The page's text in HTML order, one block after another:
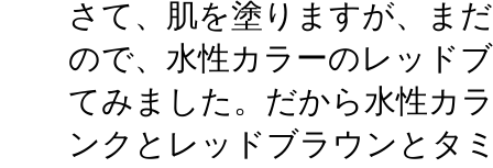
さて、肌を塗りますが、ま
ので、水性カラーのレッド
てみました。だから水性カ
ンクとレッドブラウンとタ